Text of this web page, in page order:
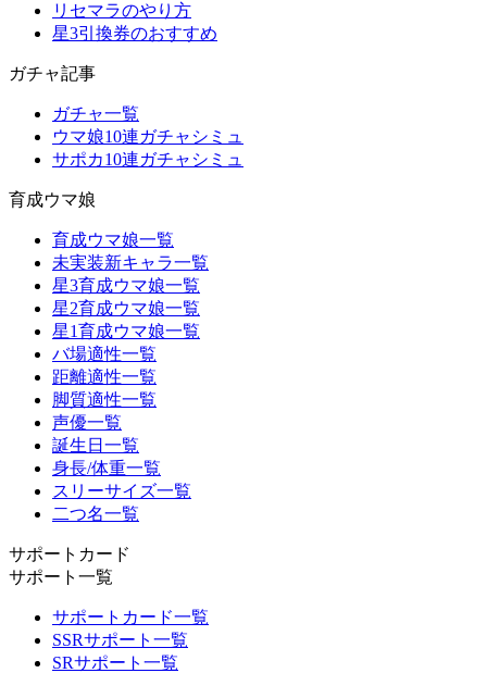
リセマラのやり方
星3引換券のおすすめ
ガチャ記事
ガチャ一覧
ウマ娘10連ガチャシミュ
サポカ10連ガチャシミュ
育成ウマ娘
育成ウマ娘一覧
未実装新キャラ一覧
星3育成ウマ娘一覧
星2育成ウマ娘一覧
星1育成ウマ娘一覧
バ場適性一覧
距離適性一覧
脚質適性一覧
声優一覧
誕生日一覧
身長/体重一覧
スリーサイズ一覧
二つ名一覧
サポートカード
サポート一覧
サポートカード一覧
SSRサポート一覧
SRサポート一覧